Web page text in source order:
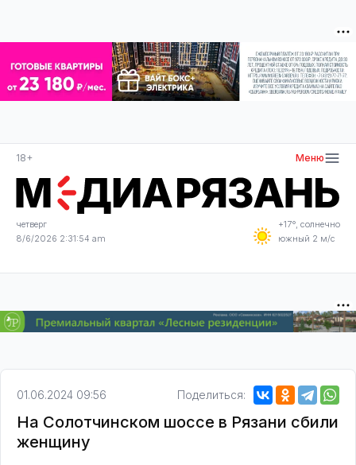
18+ Меню
четверг
8/6/2026 2:31:54 am
+17°, солнечно
южный 2 м/с
01.06.2024 09:56 Поделиться:
На Солотчинском шоссе в Рязани сбили
женщину